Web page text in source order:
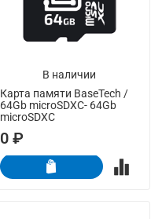
В наличии
Карта памяти BaseTech /
64Gb microSDXC- 64Gb
microSDXC
0 ₽